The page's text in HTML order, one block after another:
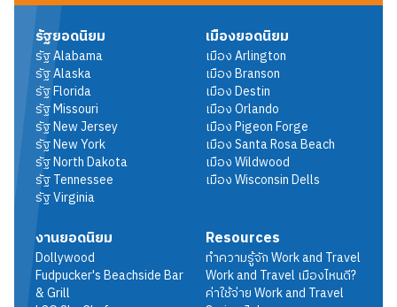
รัฐยอดนิยม
รัฐAlabama
รัฐAlaska
รัฐFlorida
รัฐMissouri
รัฐNew Jersey
รัฐNew York
รัฐNorth Dakota
รัฐTennessee
รัฐVirginia
เมืองยอดนิยม
เมืองArlington
เมืองBranson
เมืองDestin
เมืองOrlando
เมืองPigeon Forge
เมืองSanta Rosa Beach
เมืองWildwood
เมืองWisconsin Dells
งานยอดนิยม
Dollywood
Fudpucker's Beachside Bar
& Grill
Resources
ทำความรู้จัก Work and Travel
Work and Travel เมืองไหนดี?
ค่าใช้จ่าย Work and Travel